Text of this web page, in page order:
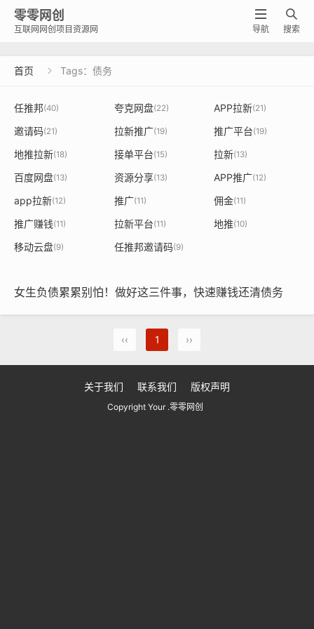
零零网创
互联网网创项目资源网

搜索

导航
首页  Tags：债务
任推邦(40) 夸克网盘(22) APP拉新(21)
邀请码(21) 拉新推广(19) 推广平台(19)
地推拉新(18) 接单平台(15) 拉新(13)
百度网盘(13) 资源分享(13) APP推广(12)
app拉新(12) 推广(11) 佣金(11)
推广赚钱(11) 拉新平台(11) 地推(10)
移动云盘(9) 任推邦邀请码(9)
女生负债累累别怕！做好这三件事，快速赚钱还清债务
‹‹ 1 ››
关于我们 联系我们 版权声明
Copyright Your .零零网创